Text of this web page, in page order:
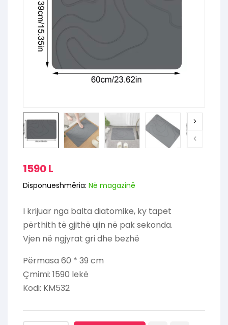
1590L
Disponueshmëria: Në magazinë
I krijuar nga balta diatomike, ky tapet
përthith të gjithë ujin në pak sekonda.
Vjen në ngjyrat gri dhe bezhë
Përmasa 60 * 39 cm
Çmimi: 1590 lekë
Kodi: KM532